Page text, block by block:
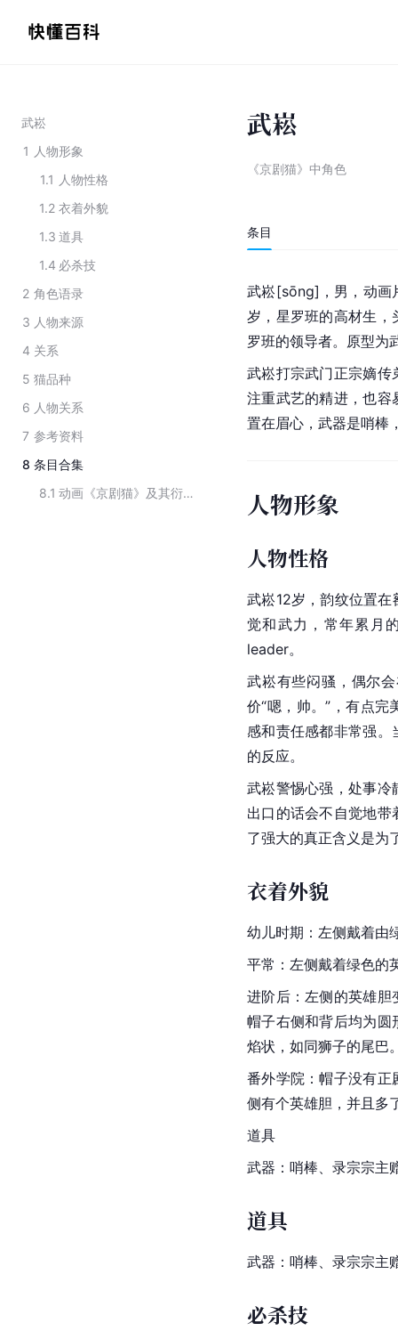
武崧
1 人物形象
1.1 人物性格
1.2 衣着外貌
1.3 道具
1.4 必杀技
2 角色语录
3 人物来源
4 关系
5 猫品种
6 人物关系
7 参考资料
8 条目合集
8.1
动画《京剧猫》及其衍生作品中的角色
武崧
《京剧猫》中角色
条目
武崧[sōng]，男，动画
岁，星罗班的高材生，
罗班的领导者。原型为
武崧打宗武门正宗嫡传
注重武艺的精进，也容
置在眉心，武器是哨棒
人物形象
人物性格
武崧12岁，韵纹位置
觉和武力，常年累月
leader。
武崧有些闷骚，偶尔
价“嗯，帅。”，有点
感和责任感都非常强。
的反应。
武崧警惕心强，处事冷
出口的话会不自觉地
了强大的真正含义是为
衣着外貌
幼儿时期：左侧戴着由
平常：左侧戴着绿色的
进阶后：左侧的英雄胆
帽子右侧和背后均为圆
焰状，如同狮子的尾巴
番外学院：帽子没有正
侧有个英雄胆，并且多
道具
武器：哨棒、录宗宗主
道具
武器：哨棒、录宗宗主
必杀技